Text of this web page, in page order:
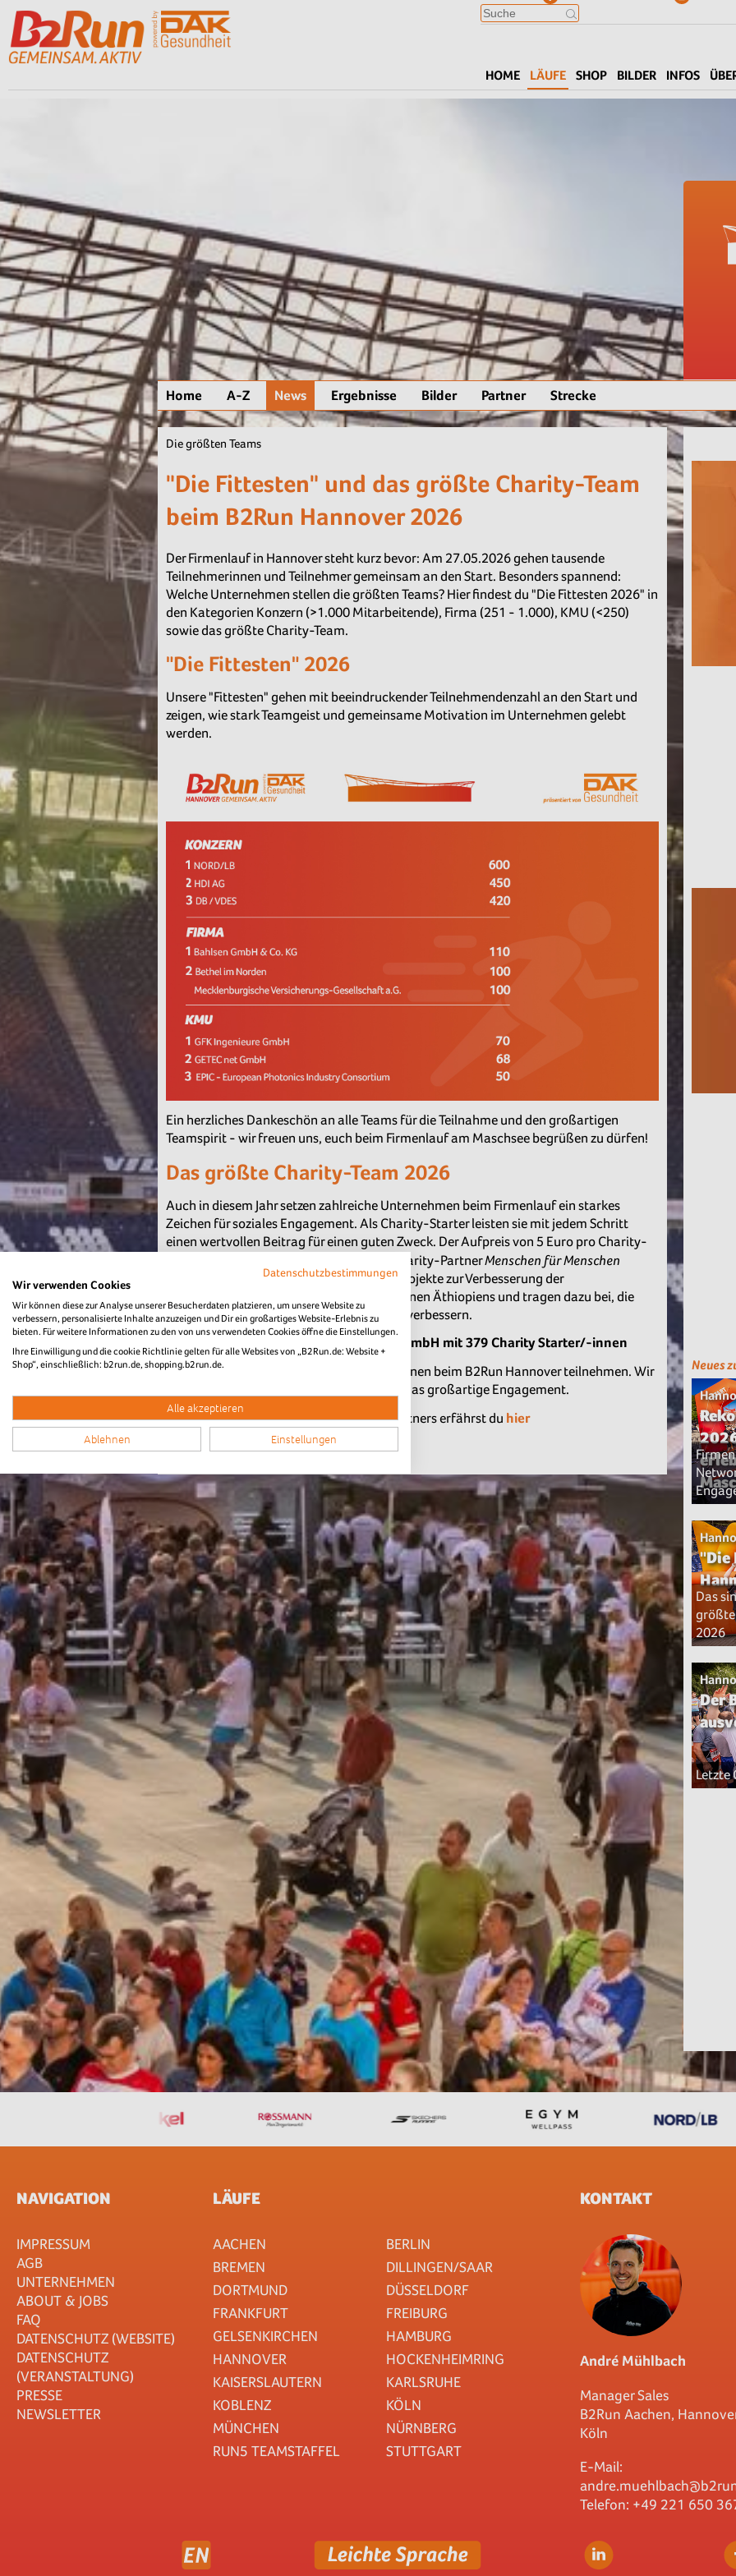
HOME LÄUFE SHOP BILDER INFOS
Home A-Z News Ergebnisse Bilder Partner Strecke
Die größten Teams
"Die Fittesten" und das größte Charity-Team
beim B2Run Hannover 2026
Der Firmenlauf in Hannover steht kurz bevor: Am 27.05.2026 gehen tausende
Teilnehmerinnen und Teilnehmer gemeinsam an den Start. Besonders spannend:
Welche Unternehmen stellen die größten Teams? Hier findest du "Die Fittesten 2026" in
den Kategorien Konzern (>1.000 Mitarbeitende), Firma (251 - 1.000), KMU (<250)
sowie das größte Charity-Team.
"Die Fittesten" 2026
Unsere "Fittesten" gehen mit beeindruckender Teilnehmendenzahl an den Start und
zeigen, wie stark Teamgeist und gemeinsame Motivation im Unternehmen gelebt
werden.
Ein herzliches Dankeschön an alle Teams für die Teilnahme und den großartigen
Teamspirit - wir freuen uns, euch beim Firmenlauf am Maschsee begrüßen zu dürfen!
Das größte Charity-Team 2026
Auch in diesem Jahr setzen zahlreiche Unternehmen beim Firmenlauf ein starkes
Zeichen für soziales Engagement. Als Charity-Starter leisten sie mit jedem Schritt
einen wertvollen Beitrag für einen guten Zweck. Der Aufpreis von 5 Euro pro Charity-
Starter/-in wird vollständig an unseren Charity-PartnerMenschen für Menschen
gespendet. Die Spenden fließen direkt in Projekte zur Verbesserung der
Trinkwasserversorgung in ländlichen Regionen Äthiopiens und tragen dazu bei, die
Lebensbedingungen vor Ort nachhaltig zu verbessern.
Das größte Team 2026: Dirk Rossmann GmbH mit 379 Charity Starter/-innen
Insgesamt werden 724 Charity-Starter-/innen beim B2Run Hannover teilnehmen. Wir
bedanken uns herzlich bei allen Teams für das großartige Engagement.
Mehr über das Projekt unseres Charity-Partners erfährst du hier
Zurück zur News-Übersicht
Neues
"Die
Das
2026
Der
Letzte
NAVIGATION
IMPRESSUM
AGB
UNTERNEHMEN
ABOUT & JOBS
FAQ
DATENSCHUTZ (WEBSITE)
DATENSCHUTZ
(VERANSTALTUNG)
PRESSE
NEWSLETTER
LÄUFE
AACHEN
BERLIN
BREMEN
DILLINGEN/SAAR
DORTMUND
DÜSSELDORF
FRANKFURT
FREIBURG
GELSENKIRCHEN
HAMBURG
HANNOVER
HOCKENHEIMRING
KAISERSLAUTERN
KARLSRUHE
KOBLENZ
KÖLN
MÜNCHEN
NÜRNBERG
RUN5 TEAMSTAFFEL
STUTTGART
KONTAKT
André Mühlbach
Manager Sales
B2Run Aachen,
Köln
E-Mail:
Telefon: +49 221 650
Datenschutzbestimmungen
Wir verwenden Cookies
Wir können diese zur Analyse unserer Besucherdaten platzieren, um unsere Website zu
verbessern, personalisierte Inhalte anzuzeigen und Dir ein großartiges Website-Erlebnis zu
bieten. Für weitere Informationen zu den von uns verwendeten Cookies öffne die Einstellungen.
Ihre Einwilligung und die cookie Richtlinie gelten für alle Websites von „B2Run.de: Website +
Shop“, einschließlich: b2run.de, shopping.b2run.de.
Alle akzeptieren
Ablehnen Einstellungen